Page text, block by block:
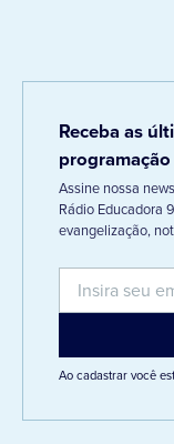
Receba as
Assine nossa
Rádio Educadora
evangelização,
Ao cadastrar você